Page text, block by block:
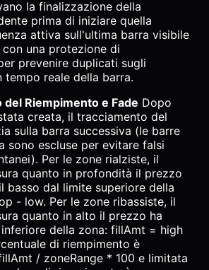
la finalizzazione della
prima di iniziare quella
attiva sull'ultima barra visibile
una protezione di
prevenire duplicati sugli
tempo reale della barra.
Riempimento e Fade Dopo
creata, il tracciamento del
sulla barra successiva (le barre
sono escluse per evitare falsi
Per le zone rialziste, il
quanto in profondità il prezzo
basso dal limite superiore della
- low. Per le zone ribassiste, il
quanto in alto il prezzo ha
della zona: fillAmt = high
di riempimento è
/ zoneRange * 100 e limitata